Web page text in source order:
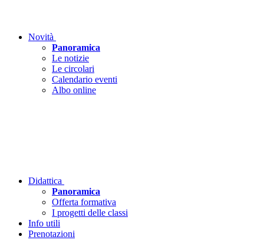
Novità
Panoramica
Le notizie
Le circolari
Calendario eventi
Albo online
Didattica
Panoramica
Offerta formativa
I progetti delle classi
Info utili
Prenotazioni